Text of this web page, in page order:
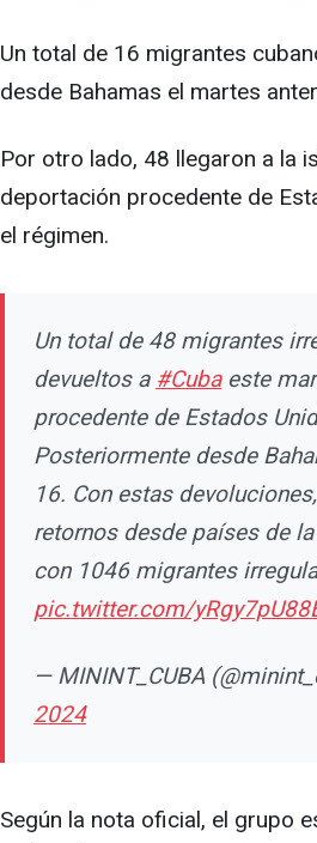
Un total de 16 migrantes
desde Bahamas el martes
Por otro lado, 48 llegaron a la
deportación procedente de
el régimen.
Un total de 48 migrantes
devueltos a #Cubaeste
procedente de Estados
Posteriormente desde
16. Con estas
retornos desde países de
con 1046 migrantes
pic.twitter.com/
— MININT_CUBA
2024
Según la nota oficial, el grupo